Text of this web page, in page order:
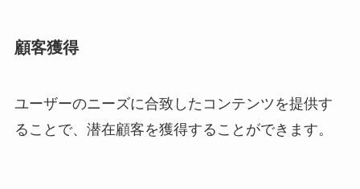
顧客獲得
ユーザーのニーズに合致したコンテンツを提供す
ることで、潜在顧客を獲得することができます。